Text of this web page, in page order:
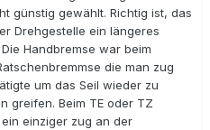
günstig gewählt. Richtig ist, das
Drehgestelle ein längeres
Handbremse war beim
die man zug
um das Seil wieder zu
greifen. Beim TE oder TZ
einziger zug an der